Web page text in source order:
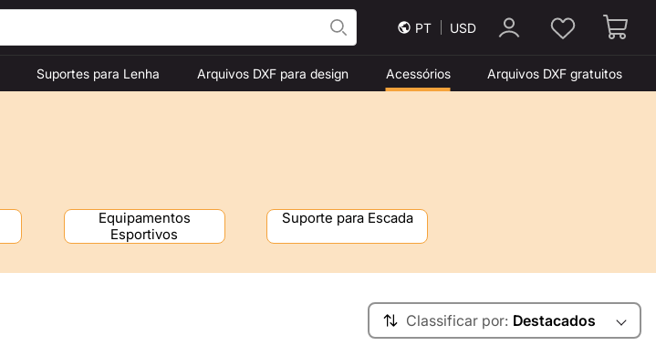
PT USD
Suportes para Lenha Arquivos DXF para design Acessórios Arquivos DXF gratuitos
Equipamentos
Esportivos
Suporte para Escada
Classificar por: Destacados